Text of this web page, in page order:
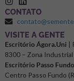
CONTATO
⁠VISITE A GENTE
Escritório Ágora.Uni |
8300 – Zona
Escritório Passo Fundo
Centro Passo Fundo